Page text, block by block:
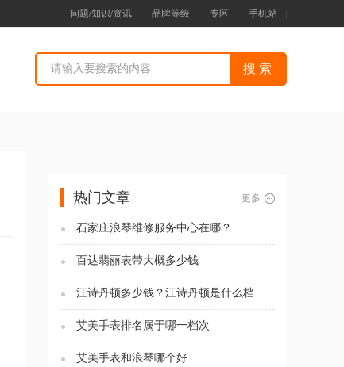
问题/知识/资讯 品牌等级 专区 手机站
热门文章 更多
石家庄浪琴维修服务中心在哪？
百达翡丽表带大概多少钱
江诗丹顿多少钱？江诗丹顿是什么档
次？
艾美手表排名属于哪一档次
艾美手表和浪琴哪个好